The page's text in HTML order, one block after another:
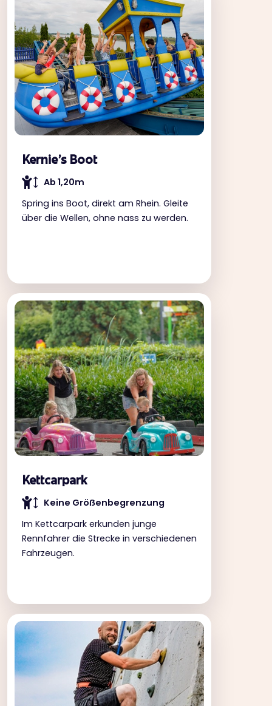
Kernie's Boot
Ab 1,20m
Spring ins Boot, direkt am Rhein. Gleite
über die Wellen, ohne nass zu werden.
Kettcarpark
Keine Gröẞenbegrenzung
Im Kettcarpark erkunden junge
Rennfahrer die Strecke in verschiedenen
Fahrzeugen.